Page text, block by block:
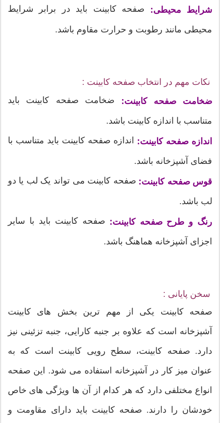
شرایط محیطی: صفحه کابینت باید در برابر شرایط
محیطی مانند رطوبت و حرارت مقاوم باشد.
نکات مهم در انتخاب صفحه کابینت :
ضخامت صفحه کابینت:
ضخامت صفحه کابینت باید
متناسب با اندازه کابینت باشد.
اندازه صفحه کابینت: اندازه صفحه کابینت باید متناسب با
فضای آشپزخانه باشد.
قوس صفحه کابینت: صفحه کابینت می تواند یک لب یا دو
لب باشد.
رنگ و طرح صفحه کابینت: صفحه کابینت باید با سایر
اجزای آشپزخانه هماهنگ باشد.
سخن پایانی :
صفحه کابینت یکی از مهم ترین بخش های کابینت
آشپزخانه است که علاوه بر جنبه کارایی، جنبه تزئینی نیز
دارد. صفحه کابینت، سطح رویی کابینت است که به
عنوان میز کار در آشپزخانه استفاده می شود. این صفحه
انواع مختلفی دارد که هر کدام از آن ها ویژگی های خاص
خودشان را دارند. صفحه کابینت باید دارای مقاومت و